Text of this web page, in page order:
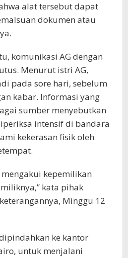
alat tersebut dapat
dokumen atau
komunikasi AG dengan
Menurut istri AG,
pada sore hari, sebelum
kabar. Informasi yang
sumber menyebutkan
intensif di bandara
kekerasan fisik oleh
kepemilikan
kata pihak
Minggu 12
ke kantor
untuk menjalani